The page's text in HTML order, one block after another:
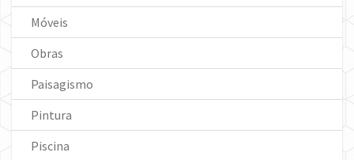
Móveis
Obras
Paisagismo
Pintura
Piscina